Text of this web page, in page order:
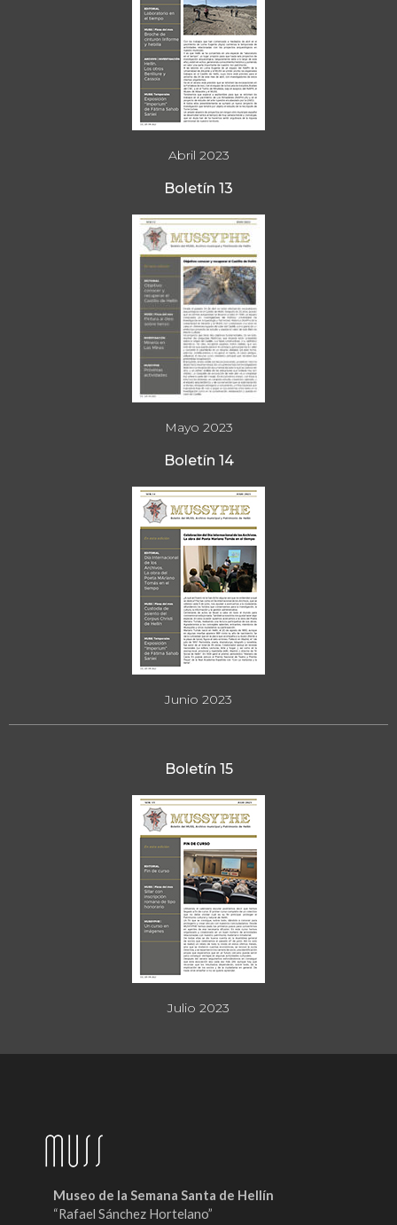
Abril 2023
Boletín 13
Mayo 2023
Boletín 14
Junio 2023
Boletín 15
Julio 2023
Museo de la Semana Santa de Hellín
“Rafael Sánchez Hortelano”